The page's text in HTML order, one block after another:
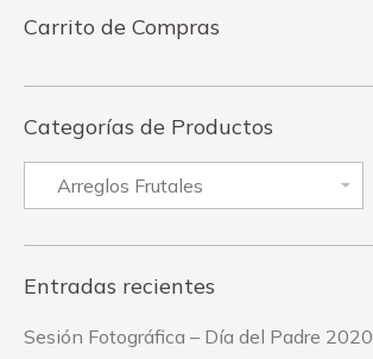
Carrito de Compras
Categorías de Productos
Entradas recientes
Sesión Fotográfica – Día del Padre 2020